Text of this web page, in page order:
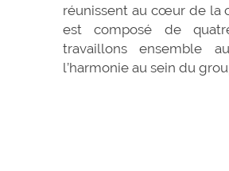
réunissent au cœur de la
est composé de
travaillons ensemble
l’harmonie au sein